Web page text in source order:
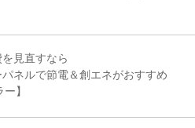
見直すなら
ネルで節電＆創エネがおすすめ
】